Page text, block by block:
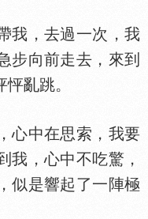
，去過一次，我
步向前走去，來到
亂跳。
中在思索，我要
我，心中不吃驚，
似是響起了一陣極